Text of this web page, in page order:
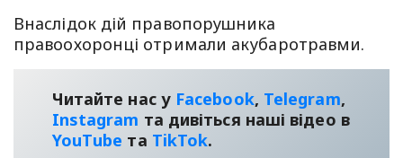
Внаслідок дій правопорушника
правоохоронці отримали акубаротравми.
Читайте нас у Facebook, Telegram,
Instagram та дивіться наші відео в
YouТube та TikTok.